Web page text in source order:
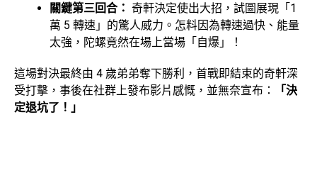
關鍵第三回合： 奇軒決定使出大招，試圖展現「1
萬 5 轉速」的驚人威力。怎料因為轉速過快、能量
太強，陀螺竟然在場上當場「自爆」！
這場對決最終由 4 歲弟弟奪下勝利，首戰即結束的奇軒深
受打擊，事後在社群上發布影片感慨，並無奈宣布：
「決
定退坑了！」